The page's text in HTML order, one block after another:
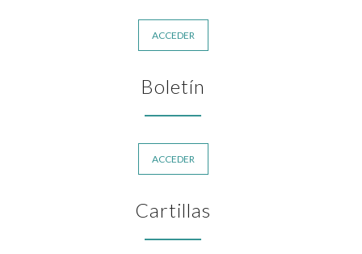
ACCEDER
Boletín
ACCEDER
Cartillas